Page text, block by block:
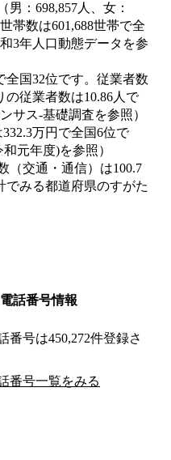
男：698,857人、女：
帯数は601,688世帯で全
3年人口動態データを参
全国32位です。従業者数
の従業者数は10.86人で
サス‐基礎調査を参照）
万円で全国6位で
元年度)を参照）
（交通・通信）は100.7
でみる都道府県のすがた
話番号情報
番号は450,272件登録さ
番号一覧をみる